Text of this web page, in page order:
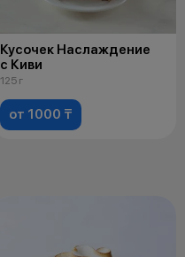
Кусочек Наслаждение
с Киви
125 г
от 1000 ₸